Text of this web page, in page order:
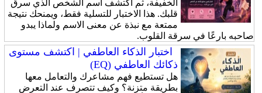
الخفيفة، ثم اكتشف اسم الشخص الذي سرق
قلبك. هذا الاختبار للتسلية فقط، ويمنحك نتيجة
ممتعة مع نبذة عن معنى الاسم ولماذا يبدو
صاحبه بارعًا في سرقة القلوب.
اختبار الذكاء العاطفي | اكتشف مستوى
ذكائك العاطفي (EQ)
هل تستطيع فهم مشاعرك والتعامل معها
بطريقة متزنة؟ وكيف تتصرف عند التعرض